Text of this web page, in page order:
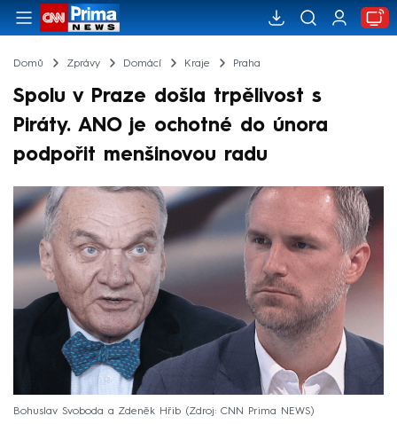
Domů Zprávy Domácí Kraje Praha
Spolu v Praze došla trpělivost s
Piráty. ANO je ochotné do února
podpořit menšinovou radu
Bohuslav Svoboda a Zdeněk Hřib Zdroj: CNN Prima NEWS